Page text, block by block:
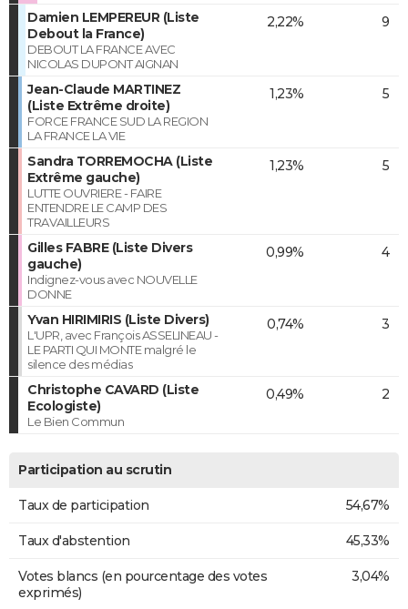
Damien LEMPEREUR (Liste
Debout la France)
DEBOUT LA FRANCE AVEC
NICOLAS DUPONT AIGNAN
2,22% 9
Jean-Claude MARTINEZ
(Liste Extrême droite)
FORCE FRANCE SUD LA REGION
LA FRANCE LA VIE
1,23% 5
Sandra TORREMOCHA (Liste
Extrême gauche)
LUTTE OUVRIERE - FAIRE
ENTENDRE LE CAMP DES
TRAVAILLEURS
1,23% 5
Gilles FABRE (Liste Divers
gauche)
Indignez-vous avec NOUVELLE
DONNE
0,99% 4
Yvan HIRIMIRIS (Liste Divers)
L'UPR, avec François ASSELINEAU -
LE PARTI QUI MONTE malgré le
silence des médias
0,74% 3
Christophe CAVARD (Liste
Ecologiste)
Le Bien Commun
0,49% 2
Participation au scrutin
Taux de participation 54,67%
Taux d'abstention 45,33%
Votes blancs (en pourcentage des votes
exprimés)
3,04%